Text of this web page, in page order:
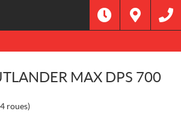
MAX DPS 700
roues)